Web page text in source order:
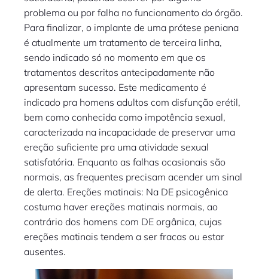
problema ou por falha no funcionamento do órgão.
Para finalizar, o implante de uma prótese peniana
é atualmente um tratamento de terceira linha,
sendo indicado só no momento em que os
tratamentos descritos antecipadamente não
apresentam sucesso. Este medicamento é
indicado pra homens adultos com disfunção erétil,
bem como conhecida como impotência sexual,
caracterizada na incapacidade de preservar uma
ereção suficiente pra uma atividade sexual
satisfatória. Enquanto as falhas ocasionais são
normais, as frequentes precisam acender um sinal
de alerta. Ereções matinais: Na DE psicogênica
costuma haver ereções matinais normais, ao
contrário dos homens com DE orgânica, cujas
ereções matinais tendem a ser fracas ou estar
ausentes.